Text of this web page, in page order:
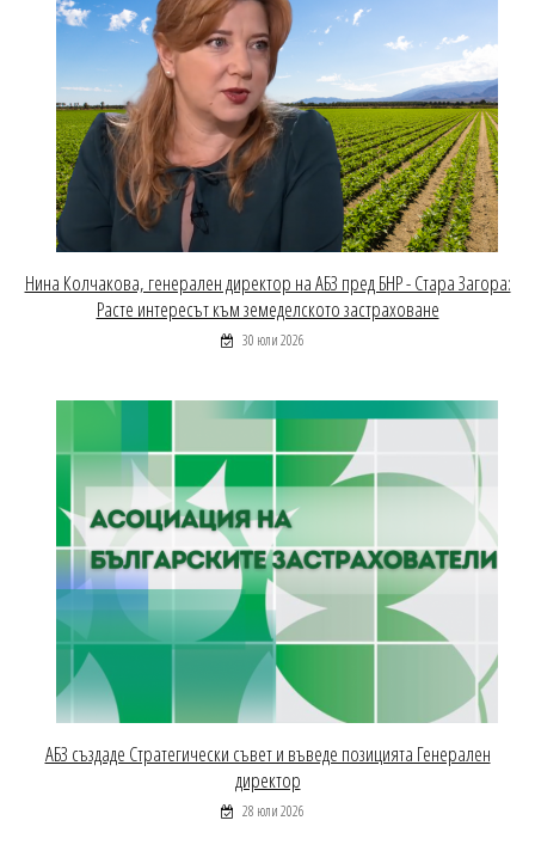
Нина Колчакова, генерален директор на АБЗ пред БНР - Стара Загора:
Расте интересът към земеделското застраховане
30 юли 2026
АБЗ създаде Стратегически съвет и въведе позицията Генерален
директор
28 юли 2026